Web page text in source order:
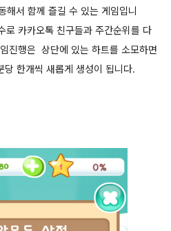
해서 함께 즐길 수 있는 게임입니
로 카카오톡 친구들과 주간순위를 다
진행은 상단에 있는 하트를 소모하면
한개씩 새롭게 생성이 됩니다.